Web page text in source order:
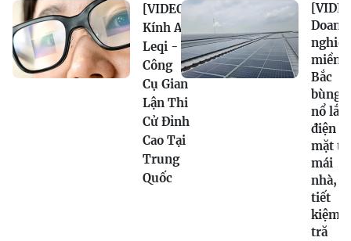
[VIDEO]
Kính AI
Leqi -
Công
Cụ Gian
Lận Thi
Cử Đỉnh
Cao Tại
Trung
Quốc
Doanh
nghiệp
miền
Bắc
bùng
nổ lắp
điện
mặt
mái
nhà,
tiết
kiệm
tră